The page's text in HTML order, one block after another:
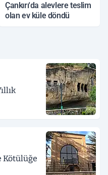
Çankırı'da alevlere teslim
olan ev küle döndü
Kötülüğe